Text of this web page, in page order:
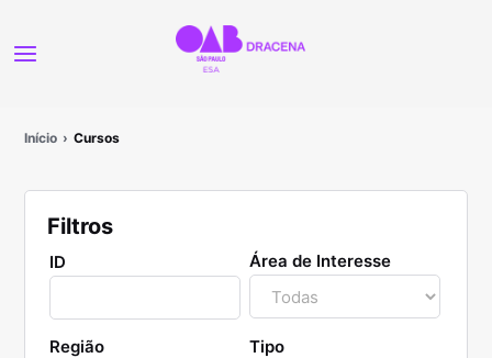
Início Cursos
Filtros
ID Área de Interesse
Região Tipo